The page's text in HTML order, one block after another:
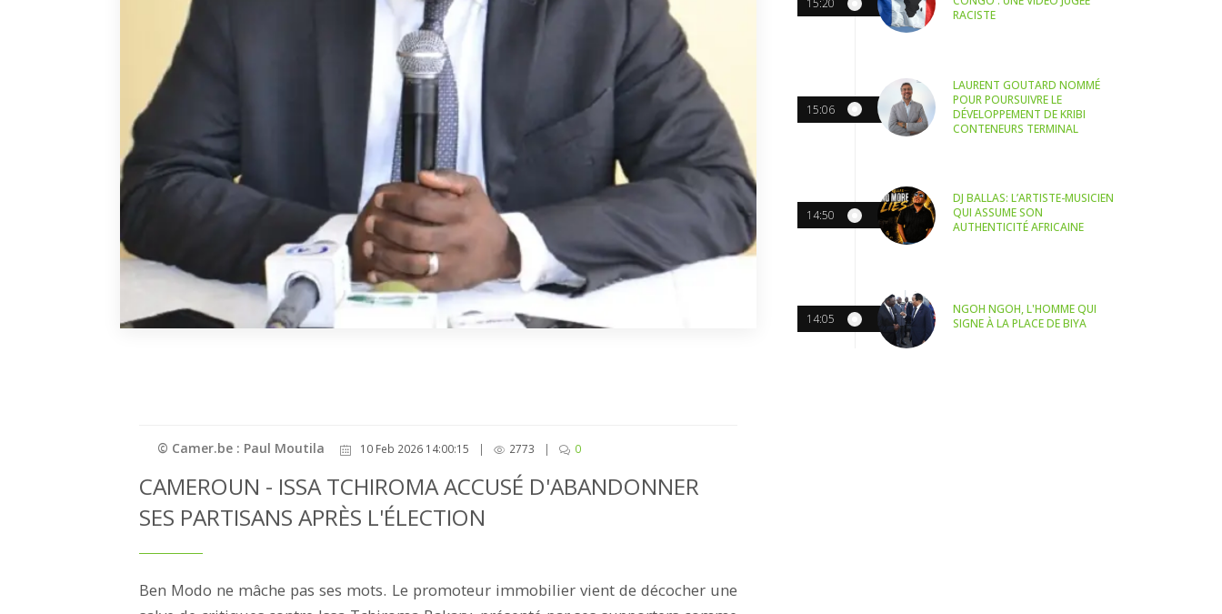
© Camer.be : Paul Moutila 10 Feb 2026 14:00:15 | 2773 | 0
CAMEROUN - ISSA TCHIROMA ACCUSÉ D'ABANDONNER
SES PARTISANS APRÈS L'ÉLECTION
Ben Modo ne mâche pas ses mots. Le promoteur immobilier vient de décocher une
15:20
RACISTE
15:06
LAURENT GOUTARD NOMMÉ
POUR POURSUIVRE LE
DÉVELOPPEMENT DE KRIBI
CONTENEURS TERMINAL
14:50
DJ BALLAS: L’ARTISTE-MUSICIEN
QUI ASSUME SON
AUTHENTICITÉ AFRICAINE
14:05
NGOH NGOH, L'HOMME QUI
SIGNE À LA PLACE DE BIYA